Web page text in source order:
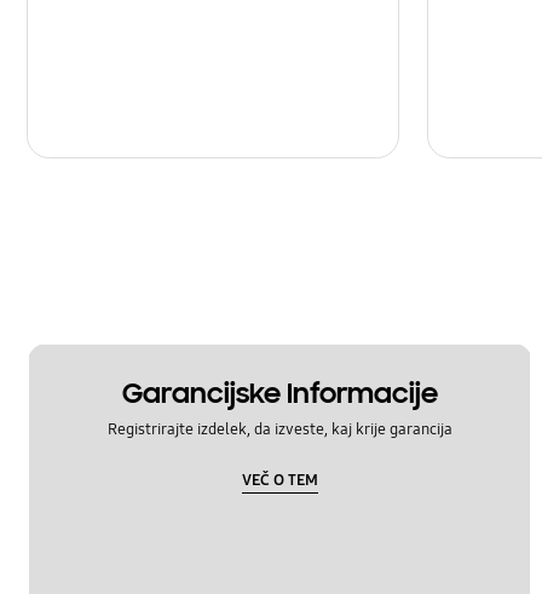
Garancijske Informacije
Registrirajte izdelek, da izveste, kaj krije garancija
VEČ O TEM